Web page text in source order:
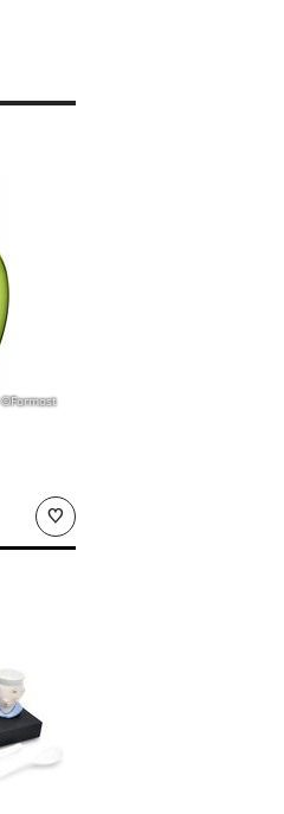
©Formost